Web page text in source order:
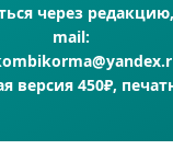
через
mail:
версия 450₽,